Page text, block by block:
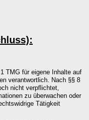
TMG für eigene Inhalte auf
verantwortlich. Nach §§ 8
nicht verpflichtet,
zu überwachen oder
Tätigkeit